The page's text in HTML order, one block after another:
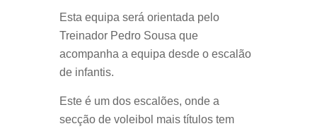
Esta equipa será orientada pelo
Treinador Pedro Sousa que
acompanha a equipa desde o escalão
de infantis.
Este é um dos escalões, onde a
secção de voleibol mais títulos tem